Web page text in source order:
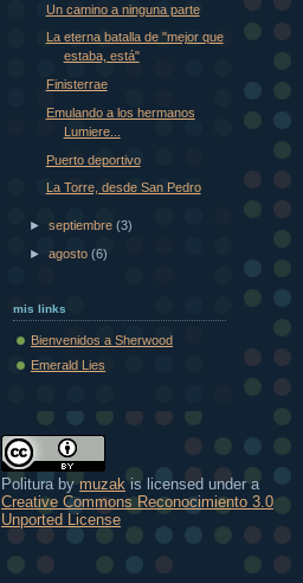
Un camino a ninguna parte
La eterna batalla de "mejor que
estaba, está"
Finisterrae
Emulando a los hermanos
Lumiere...
Puerto deportivo
La Torre, desde San Pedro
►septiembre(3)
►agosto(6)
mis links
Bienvenidos a Sherwood
Emerald Lies
Polituraby muzak is licensed under a
Creative Commons Reconocimiento 3.0
Unported License